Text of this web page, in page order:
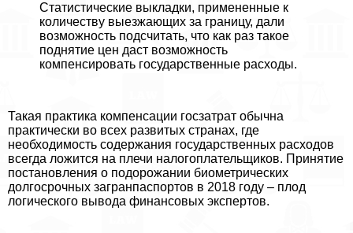
Статистические выкладки, примененные к
количеству выезжающих за границу, дали
возможность подсчитать, что как раз такое
поднятие цен даст возможность
компенсировать государственные расходы.
Такая пpaктика компенсации госзатрат обычна
пpaктически во всех развитых странах, где
необходимость содержания государственных расходов
всегда ложится на плечи налогоплательщиков. Принятие
постановления о подорожании биометрических
долгосрочных загранпаспортов в 2018 году – плод
логического вывода финансовых экспертов.